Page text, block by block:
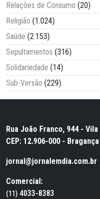
Relações de Consumo (20)
Religião (1.024)
Saúde (2.153)
Sepultamentos (316)
Solidariedade (14)
Sub-Versão (229)
Rua João Franco, 944 -
CEP: 12.906-000 -
jornal@jornalemdia.com.br
Comercial:
(11) 4033-8383